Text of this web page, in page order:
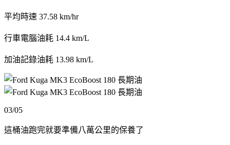
平均時速 37.58 km/hr
行車電腦油耗 14.4 km/L
加油記錄油耗 13.98 km/L
03/05
這桶油跑完就要準備八萬公里的保養了